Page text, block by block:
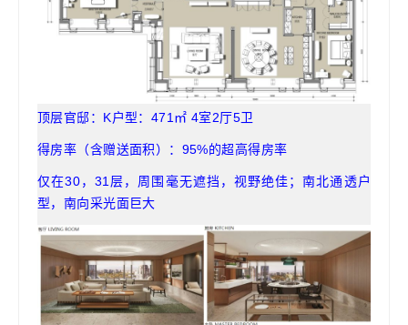
顶层官邸：K户型：471㎡ 4室2厅5卫
得房率（含赠送面积）：95%的超高得房率
仅在30，31层，周围毫无遮挡，视野绝佳；南北通透户
型，南向采光面巨大